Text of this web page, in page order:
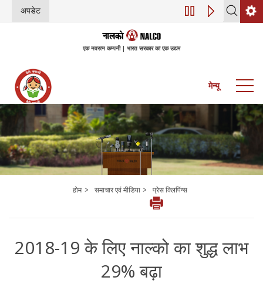
अपडेट डिजिटल परिवर्तन
एक नवरत्न कम्पनी | भारत सरकार का एक उद्यम
मेन्यू
होम> समाचार एवं मीडिया > प्रेस क्लिपिंग्स
2018-19 के लिए नाल्को का शुद्ध लाभ
29% बढ़ा